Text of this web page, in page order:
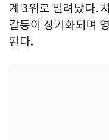
계 3위로 밀려났다.
갈등이 장기화되며
된다.